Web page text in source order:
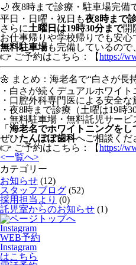
🌙 夜8時まで診療・駐車場完備
平日・日曜・祝日も夜8時まで
さらに土曜日は19時30分まで開
お仕事帰りや学校帰りでも安心
無料駐車場も完備しているので
👉 ご予約はこちら：【https://
🌼 まとめ：海老名で“白さが長
・白さが続くデュアルホワイト
・口腔外科専門医による安全な
・夜8時まで診療（土曜は19時
・無料駐車場・無料託児サービ
「 海老名でホワイトニングをし
ぜひたんぽぽ歯科へご相談くだ
👉 ご予約はこちら：【https://
<一覧へ>
カテゴリー
お知らせ (12)
スタッフブログ (52)
採用担当より (0)
託児室からのお知らせ (1)
Instagram
WEB予約
Instagram
はこちら